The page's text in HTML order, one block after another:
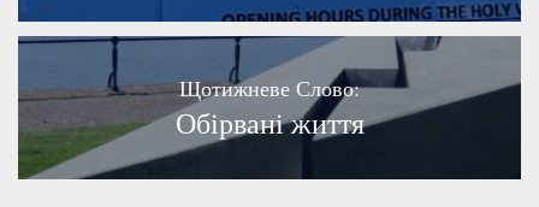
Щотижневе Слово:
Обірвані життя